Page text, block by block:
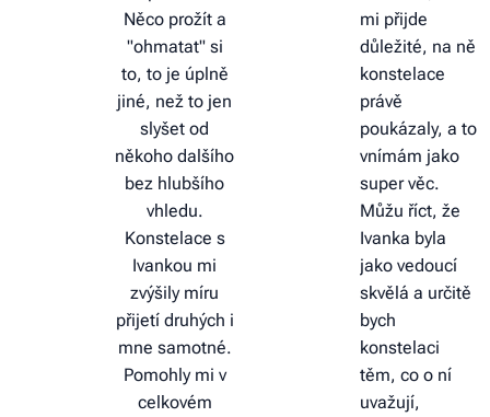
Něco prožít a
"ohmatat" si
to, to je úplně
jiné, než to jen
slyšet od
někoho dalšího
bez hlubšího
vhledu.
Konstelace s
Ivankou mi
zvýšily míru
přijetí druhých i
mne samotné.
Pomohly mi v
celkovém
mi přijde
důležité, na ně
konstelace
právě
poukázaly, a to
vnímám jako
super věc.
Můžu říct, že
Ivanka byla
jako vedoucí
skvělá a určitě
bych
konstelaci
těm, co o ní
uvažují,